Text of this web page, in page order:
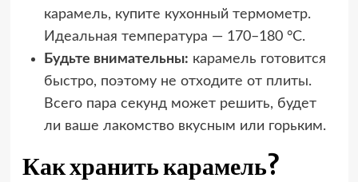
карамель, купите кухонный термометр.
Идеальная температура — 170–180 °C.
Будьте внимательны: карамель готовится
быстро, поэтому не отходите от плиты.
Всего пара секунд может решить, будет
ли ваше лакомство вкусным или горьким.
Как хранить карамель?